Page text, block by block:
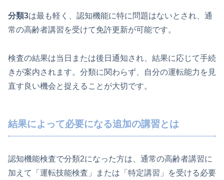
分類3は最も軽く、認知機能に特に問題はないとされ、通
常の高齢者講習を受けて免許更新が可能です。
検査の結果は当日または後日通知され、結果に応じて手続
きが案内されます。分類に関わらず、自分の運転能力を見
直す良い機会と捉えることが大切です。
結果によって必要になる追加の講習とは
認知機能検査で分類2になった方は、通常の高齢者講習に
加えて「運転技能検査」または「特定講習」を受ける必要